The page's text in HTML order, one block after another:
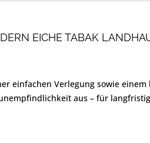
EICHE TABAK
einfachen Verlegung sowie
aus – für